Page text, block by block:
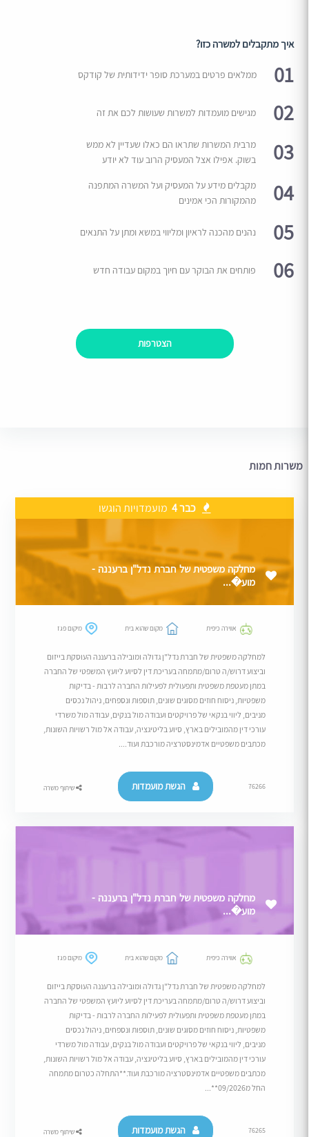
איך מתקבלים למשרה כזו?
01 ממלאים פרטים במערכת סופר ידידותית של קודקס
02 מגישים מועמדות למשרות שעושות לכם את זה
03
מרבית המשרות שתראו הם כאלו שעדיין לא ממש
בשוק. אפילו אצל המעסיק הרוב עוד לא יודע
04
מקבלים מידע על המעסיק ועל המשרה המתפנה
מהמקורות הכי אמינים
05 נהנים מהכנה לראיון ומליווי במשא ומתן על התנאים
06 פותחים את הבוקר עם חיוך במקום עבודה חדש
הצטרפות
משרות חמות
כבר 4 מועמדויות הוגשו
מחלקה משפטית של חברת נדל"ן ברעננה -
מוע�...
אווירה כיפית מקום שהוא בית מיקום פגז
למחלקה משפטית של חברת נדל"ן גדולה ומובילה ברעננה העוסקת בייזום
וביצוע דרוש/ה טרום/מתמחה בעריכת דין לסיוע ליועץ המשפטי של החברה
במתן מעטפת משפטית ותפעולית לפעילות החברה לרבות - בדיקות
משפטיות, ניסוח חוזים מסוגים שונים, תוספות ונספחים, ניהול נכסים
מניבים, ליווי בנקאי של פרויקטים ועבודה מול בנקים, עבודה מול משרדי
עורכי דין מהמובילים בארץ, סיוע בליטיגציה, עבודה אל מול רשויות השונות,
מכתבים משפטיים אדמינסטרציה מורכבת ועוד....
76266 הגשת מועמדות שיתוף משרה
מחלקה משפטית של חברת נדל"ן ברעננה -
מוע�...
אווירה כיפית מקום שהוא בית מיקום פגז
למחלקה משפטית של חברת נדל"ן גדולה ומובילה ברעננה העוסקת בייזום
וביצוע דרוש/ה טרום/מתמחה בעריכת דין לסיוע ליועץ המשפטי של החברה
במתן מעטפת משפטית ותפעולית לפעילות החברה לרבות - בדיקות
משפטיות, ניסוח חוזים מסוגים שונים, תוספות ונספחים, ניהול נכסים
מניבים, ליווי בנקאי של פרויקטים ועבודה מול בנקים, עבודה מול משרדי
עורכי דין מהמובילים בארץ, סיוע בליטיגציה, עבודה אל מול רשויות השונות,
מכתבים משפטיים אדמינסטרציה מורכבת ועוד.**התחלה כטרום מתמחה
החל מ09/2026**...
76265 הגשת מועמדות שיתוף משרה